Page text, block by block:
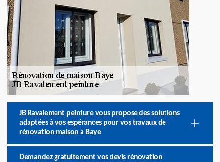
JB Ravalement peinture vous propose des solutions
adaptées à vos espérances pour vos travaux de
rénovation maison à Baye
Demandez gratuitement vos devis rénovation